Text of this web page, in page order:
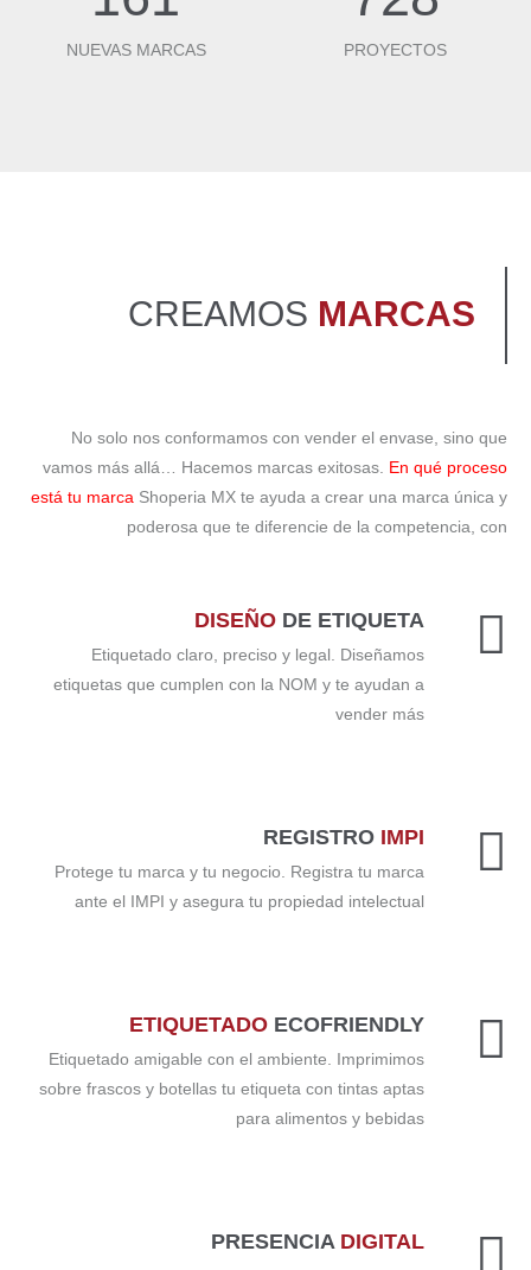
PROYECTOS
NUEVAS MARCAS
CREAMOS MARCAS
No solo nos conformamos con vender el envase, sino que
vamos más allá… Hacemos marcas exitosas. En qué proceso
está tu marca Shoperia MX te ayuda a crear una marca única y
poderosa que te diferencie de la competencia, con
DISEÑO DE ETIQUETA
Etiquetado claro, preciso y legal. Diseñamos
etiquetas que cumplen con la NOM y te ayudan a
vender más
REGISTRO IMPI
Protege tu marca y tu negocio. Registra tu marca
ante el IMPI y asegura tu propiedad intelectual
ETIQUETADO ECOFRIENDLY
Etiquetado amigable con el ambiente. Imprimimos
sobre frascos y botellas tu etiqueta con tintas aptas
para alimentos y bebidas
PRESENCIA DIGITAL